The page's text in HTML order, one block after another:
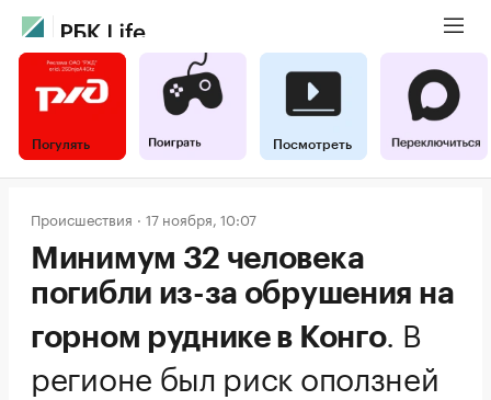
Погулять Посмотреть
Происшествия 17 ноября, 10:07
Минимум 32 человека
погибли из-за обрушения на
горном руднике в Конго. В
регионе был риск оползней